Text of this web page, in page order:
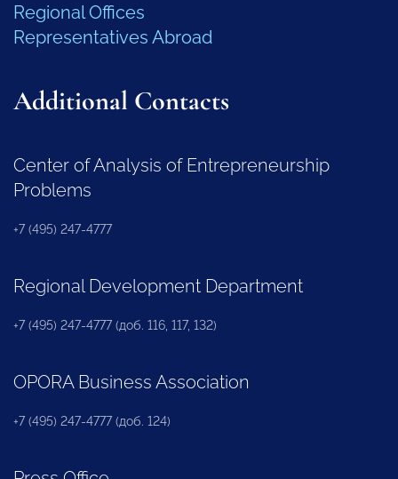
Regional Offices
Representatives Abroad
Additional Contacts
Center of Analysis of Entrepreneurship
Problems
+7 (495) 247-4777
Regional Development Department
+7 (495) 247-4777 (доб. 116, 117, 132)
OPORA Business Association
+7 (495) 247-4777 (доб. 124)